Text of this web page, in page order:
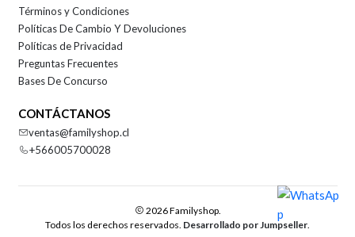
Términos y Condiciones
Políticas De Cambio Y Devoluciones
Políticas de Privacidad
Preguntas Frecuentes
Bases De Concurso
CONTÁCTANOS
ventas@familyshop.cl
+566005700028
2026 Familyshop.
Todos los derechos reservados. Desarrollado por Jumpseller.